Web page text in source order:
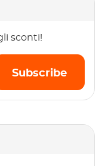
sconti!
Subscribe